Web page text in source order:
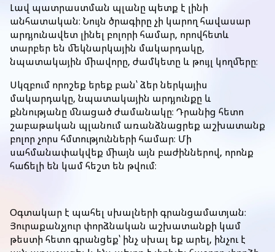
Լավ պատրաստման պլանը պետք է լինի
անհատական։ Նույն ծրագիրը չի կարող հավասար
արդյունավետ լինել բոլորի համար, որովհետև
տարբեր են մեկնարկային մակարդակը,
նպատակային միավորը, ժամկետը և թույլ կողմերը։
Սկզբում որոշեք երեք բան՝ ձեր ներկայիս
մակարդակը, նպատակային արդյունքը և
քննությանը մնացած ժամանակը։ Դրանից հետո
շաբաթական պլանում առանձնացրեք աշխատանք
բոլոր չորս հմտությունների համար։ Մի
սահմանափակվեք միայն այն բաժիններով, որոնք
հաճելի են կամ հեշտ են թվում։
Օգտակար է պահել սխալների գրանցամատյան։
Յուրաքանչյուր փորձնական աշխատանքի կամ
թեստի հետո գրանցեք՝ ինչ սխալ եք արել, ինչու է